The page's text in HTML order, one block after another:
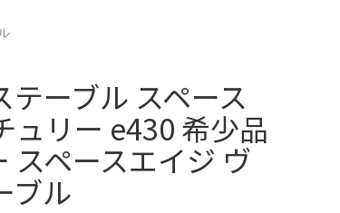
ーブル スペース
ュリー e430 希少品
スペースエイジ ヴ
ブル